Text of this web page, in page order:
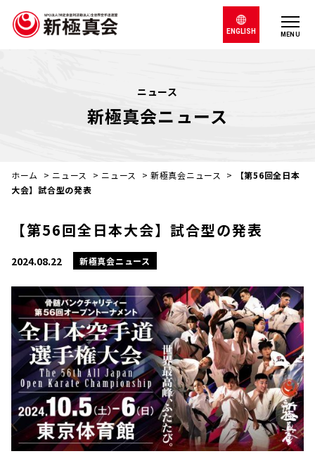
MENU
ENGLISH
ニュース
新極真会ニュース
ホーム > ニュース > ニュース >新極真会ニュース >
【第56回全日本
大会】試合型の発表
【第56回全日本大会】試合型の発表
2024.08.22 新極真会ニュース